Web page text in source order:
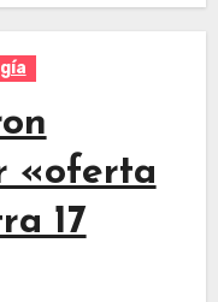
«oferta
17